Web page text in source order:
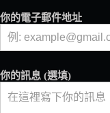
你的電子郵件地址
你的訊息 (選填)